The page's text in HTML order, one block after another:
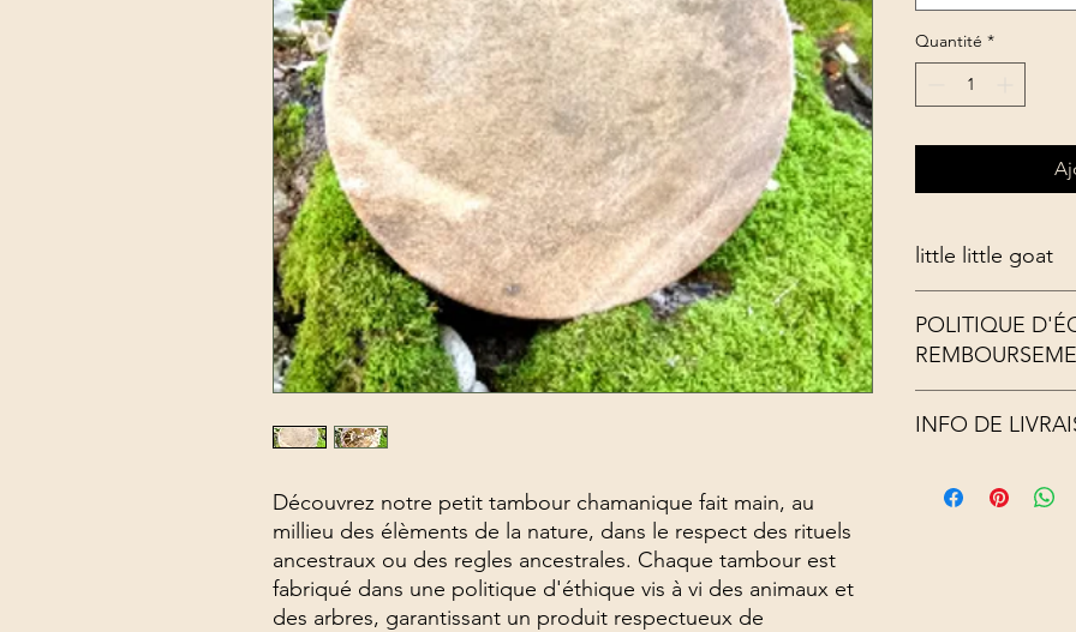
Découvrez notre petit tambour chamanique fait main, au
millieu des élèments de la nature, dans le respect des rituels
ancestraux ou des regles ancestrales. Chaque tambour est
fabriqué dans une politique d'éthique vis à vi des animaux et
des arbres, garantissant un produit respectueux de
Quantité *
little little goat
diametre 30
POLITIQUE
INFO DE